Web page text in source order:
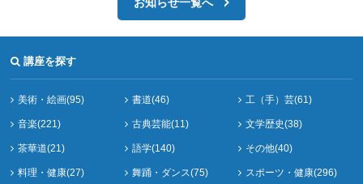
講座を探す
美術・絵画(95) 書道(46) 工（手）芸(61)
音楽(221) 古典芸能(11) 文学歴史(38)
茶華道(21) 語学(140) その他(40)
料理・健康(27) 舞踊・ダンス(75) スポーツ・健康(296)